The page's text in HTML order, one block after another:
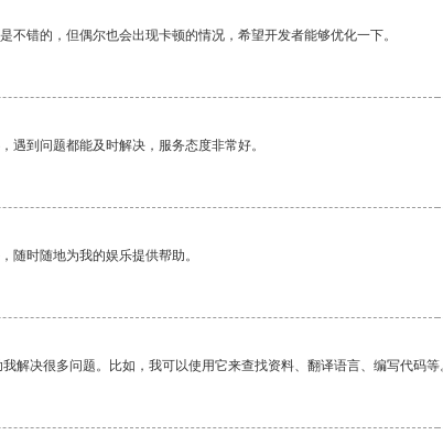
不错的，但偶尔也会出现卡顿的情况，希望开发者能够优化一下。
遇到问题都能及时解决，服务态度非常好。
随时随地为我的娱乐提供帮助。
解决很多问题。比如，我可以使用它来查找资料、翻译语言、编写代码等